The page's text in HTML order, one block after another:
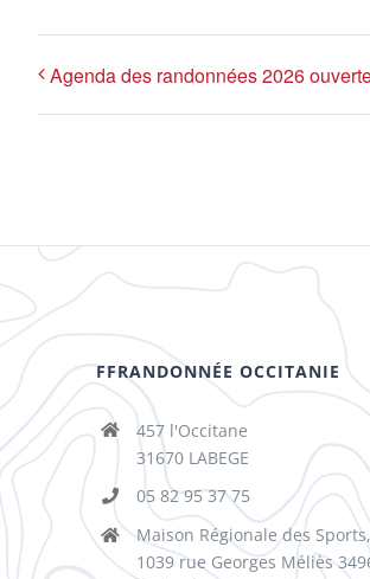
Agenda des randonnées 2026
FFRANDONNÉE OCCITANIE
457 l'Occitane
31670 LABEGE
05 82 95 37 75
Maison Régionale des
1039 rue Georges Méliès